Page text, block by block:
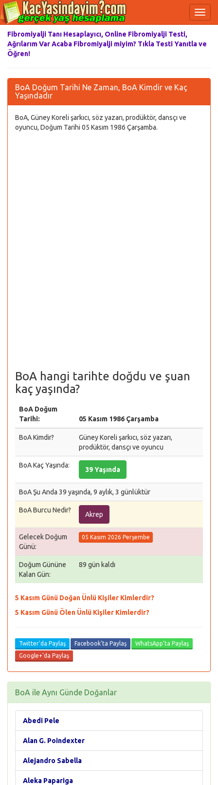
Fibromiyalji Tanı Hesaplayıcı, Online Fibromiyalji Testi,
Ağrılarım Var Acaba Fibromiyalji miyim? Tıkla Testi Yanıtla ve
Öğren!
BoA Doğum Tarihi Ne Zaman, BoA Kimdir ve Kaç
Yaşındadır
BoA, Güney Koreli şarkıcı, söz yazarı, prodüktör, dansçı ve
oyuncu, Doğum Tarihi 05 Kasım 1986 Çarşamba.
BoA hangi tarihte doğdu ve şuan
kaç yaşında?
BoA Doğum
Tarihi:
05 Kasım 1986 Çarşamba
BoA Kimdir?
Güney Koreli şarkıcı, söz yazarı,
prodüktör, dansçı ve oyuncu
BoA Kaç Yaşında:
39 Yaşında
BoA Şu Anda 39 yaşında, 9 aylık, 3 günlüktür
BoA Burcu Nedir?
Akrep
Gelecek Doğum
Günü:
05 Kasım 2026 Perşembe
Doğum Gününe
Kalan Gün:
89 gün kaldı
5 Kasım Günü Doğan Ünlü Kişiler Kimlerdir?
5 Kasım Günü Ölen Ünlü Kişiler Kimlerdir?
Twitter'da Paylaş Facebook'ta Paylaş
WhatsApp'ta Paylaş
Google+'da Paylaş
BoA ile Aynı Günde Doğanlar
Abedi Pele
Alan G. Poindexter
Alejandro Sabella
Aleka Papariga